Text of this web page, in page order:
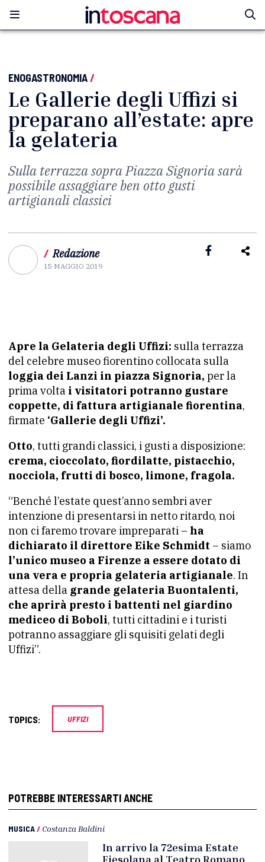
ENOGASTRONOMIA/
Le Gallerie degli Uffizi si
preparano all’estate: apre
la gelateria
Sulla terrazza sopra Piazza Signoria sarà
possibile assaggiare ben otto gusti
artigianali classici
/ Redazione
15 MAGGIO 2019
Apre la Gelateria degli Uffizi: sulla terrazza
del celebre museo fiorentino collocata sulla
loggia dei Lanzi in piazza Signoria, per la
prima volta i visitatori potranno gustare
coppette, di fattura artigianale fiorentina,
firmate ‘Gallerie degli Uffizi’.
Otto, tutti grandi classici, i gusti a disposizione:
crema, cioccolato, fiordilatte, pistacchio,
nocciola, frutti di bosco, limone, fragola.
“Benché l’estate quest’anno sembri aver
intenzione di presentarsi in netto ritardo, noi
non ci faremo trovare impreparati – ha
dichiarato il direttore Eike Schmidt – siamo
l’unico museo a Firenze a essere dotato di
una vera e propria gelateria artigianale. In
attesa della grande gelateria Buontalenti,
che aprirà presto i battenti nel giardino
mediceo di Boboli, tutti cittadini e i turisti
potranno assaggiare gli squisiti gelati degli
Uffizi”.
TOPICS: UFFIZI
POTREBBE INTERESSARTI ANCHE
MUSICA/ Costanza Baldini
In arrivo la 72esima Estate
Fiesolana al Teatro Romano